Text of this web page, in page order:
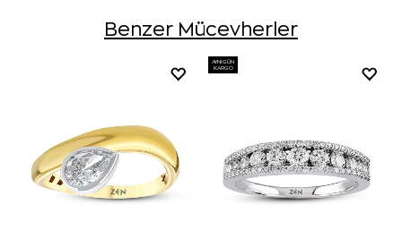
Benzer Mücevherler
AYNI GÜN
KARGO